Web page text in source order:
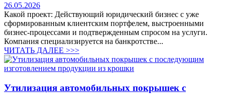
26.05.2026
Какой проект: Действующий юридический бизнес с уже
сформированным клиентским портфелем, выстроенными
бизнес-процессами и подтвержденным спросом на услуги.
Компания специализируется на банкротстве...
ЧИТАТЬ ДАЛЕЕ >>>
Утилизация автомобильных покрышек с